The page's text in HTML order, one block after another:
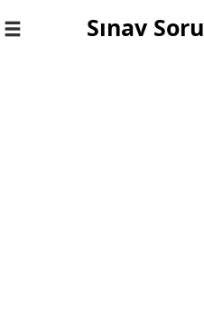
Toggle
Sınav